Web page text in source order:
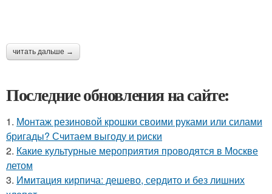
читать дальше →
Последние обновления на сайте:
1. Монтаж резиновой крошки своими руками или силами
бригады? Считаем выгоду и риски
2. Какие культурные мероприятия проводятся в Москве
летом
3. Имитация кирпича: дешево, сердито и без лишних